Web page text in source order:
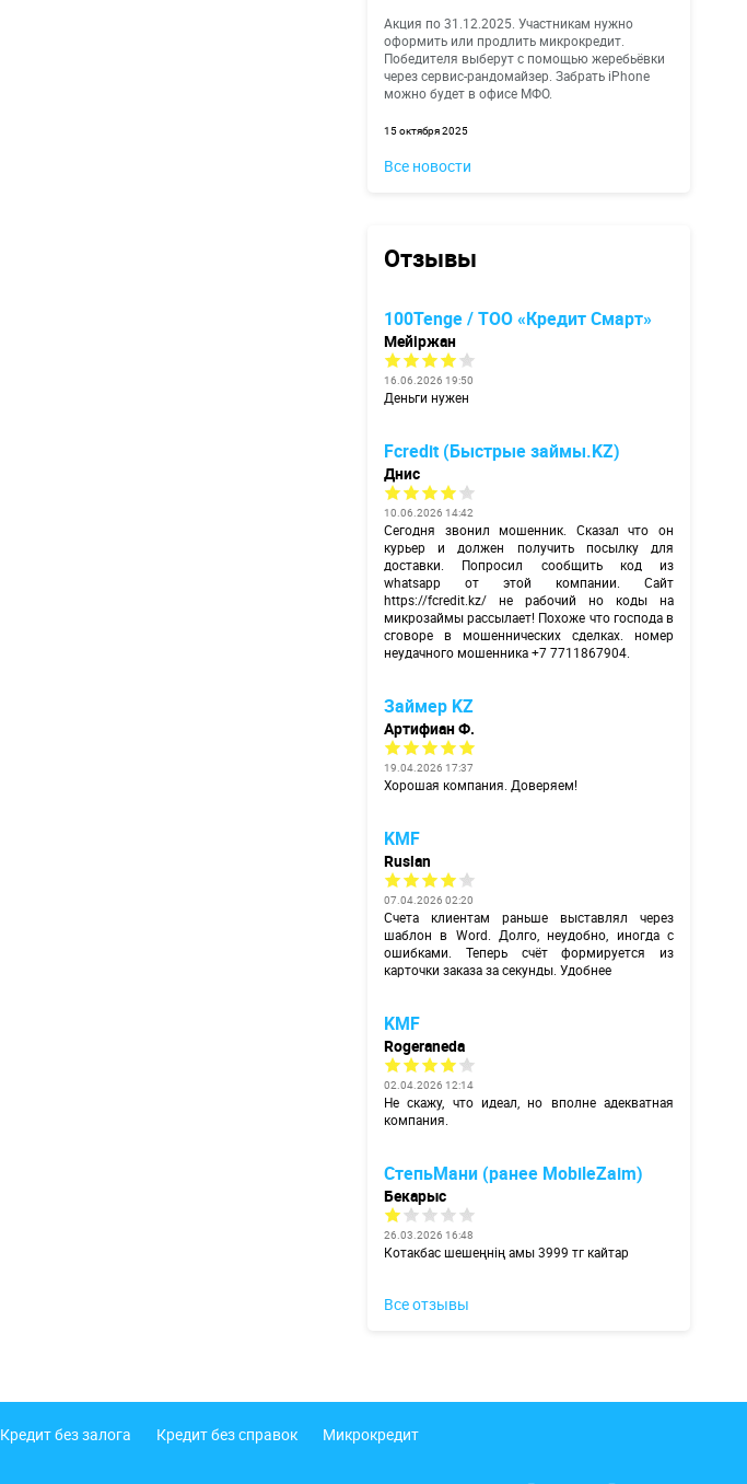
Акция по 31.12.2025. Участникам нужно
оформить или продлить микрокредит.
Победителя выберут с помощью жеребьёвки
через сервис-рандомайзер. Забрать iPhone
можно будет в офисе МФО.
15 октября 2025
Все новости
Отзывы
100Tenge / ТОО «Кредит Смарт»
Мейіржан
16.06.2026 19:50
Деньги нужен
Fcredit (Быстрые займы.KZ)
Днис
10.06.2026 14:42
Сегодня звонил мошенник. Сказал что он
курьер и должен получить посылку для
доставки. Попросил сообщить код из
whatsapp от этой компании. Сайт
https://fcredit.kz/ не рабочий но коды на
микрозаймы рассылает! Похоже что господа в
сговоре в мошеннических сделках. номер
неудачного мошенника +7 7711867904.
Займер KZ
Артифиан Ф.
19.04.2026 17:37
Хорошая компания. Доверяем!
KMF
Ruslan
07.04.2026 02:20
Счета клиентам раньше выставлял через
шаблон в Word. Долго, неудобно, иногда с
ошибками. Теперь счёт формируется из
карточки заказа за секунды. Удобнее
KMF
Rogeraneda
02.04.2026 12:14
Не скажу, что идеал, но вполне адекватная
компания.
СтепьМани (ранее MobileZaim)
Бекарыс
26.03.2026 16:48
Котакбас шешеңнің амы 3999 тг кайтар
Все отзывы
Кредит без залога Кредит без справок Микрокредит